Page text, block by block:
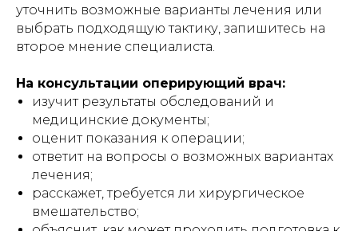
уточнить возможные варианты лечения или
выбрать подходящую тактику, запишитесь на
второе мнение специалиста.
На консультации оперирующий врач:
изучит результаты обследований и
медицинские документы;
оценит показания к операции;
ответит на вопросы о возможных вариантах
лечения;
расскажет, требуется ли хирургическое
вмешательство;